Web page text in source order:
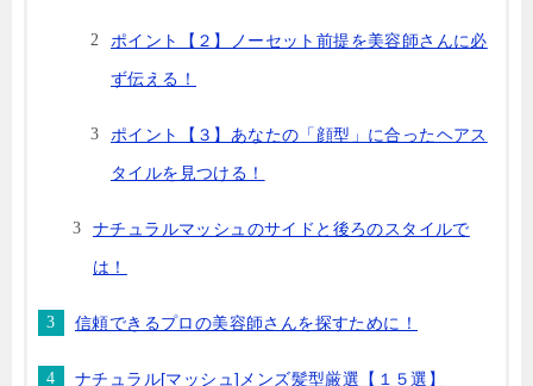
ポイント【２】ノーセット前提を美容師さんに必
ず伝える！
ポイント【３】あなたの「顔型」に合ったヘアス
タイルを見つける！
ナチュラルマッシュのサイドと後ろのスタイルで
は！
信頼できるプロの美容師さんを探すために！
ナチュラル[マッシュ]メンズ髪型厳選【１５選】